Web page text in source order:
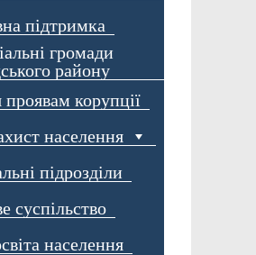
підтримка
громади
району
проявам корупції
населення
підрозділи
суспільство
населення